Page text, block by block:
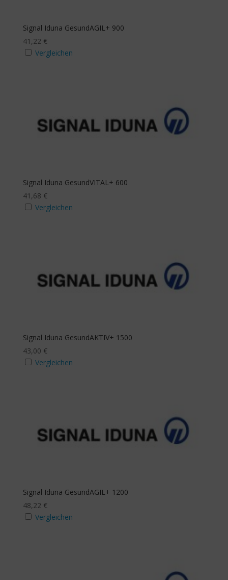
Signal Iduna GesundAGIL+ 900
41,22 €
Vergleichen
Signal Iduna GesundVITAL+ 600
41,68 €
Vergleichen
Signal Iduna GesundAKTIV+ 1500
43,00 €
Vergleichen
Signal Iduna GesundAGIL+ 1200
48,22 €
Vergleichen